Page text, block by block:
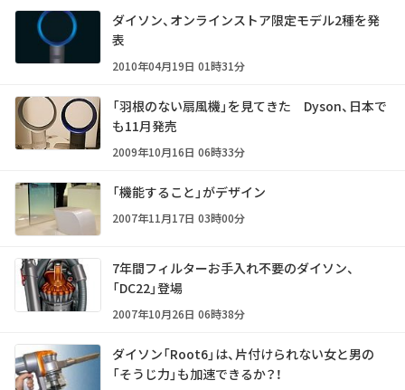
ダイソン、オンラインストア限定モデル2種を発
表
2010年04月19日 01時31分
「羽根のない扇風機」を見てきた Dyson、日本で
も11月発売
2009年10月16日 06時33分
「機能すること」がデザイン
2007年11月17日 03時00分
7年間フィルターお手入れ不要のダイソン、
「DC22」登場
2007年10月26日 06時38分
ダイソン「Root6」は、片付けられない女と男の
「そうじ力」も加速できるか？！